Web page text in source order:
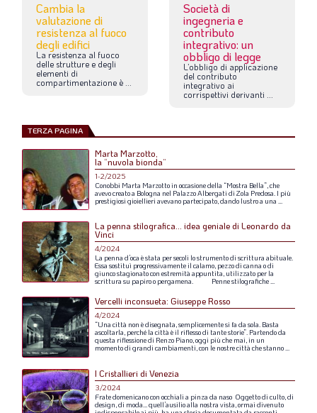
Cambia la
valutazione di
resistenza al fuoco
degli edifici
La resistenza al fuoco
delle strutture e degli
elementi di
compartimentazione è ...
Società di
ingegneria e
contributo
integrativo: un
obbligo di legge
L’obbligo di applicazione
del contributo
integrativo ai
corrispettivi derivanti ...
TERZA PAGINA
Marta Marzotto,
la “nuvola bionda”
1-2/2025
Conobbi Marta Marzottoin occasionedella “Mostra Bella”,che
avevocreatoa Bologna nel PalazzoAlbergati di Zola Predosa. I più
prestigiosi gioiellieri avevano partecipato,dando lustroa una ...
La penna stilografica... idea geniale di Leonardo da
Vinci
4/2024
La penna d’oca èstata persecoli lostrumentodi scrittura abituale.
Essa sostituì progressivamenteil calamo, pezzodi canna odi
giuncostagionatocon estremità appuntita, utilizzato per la
scrittura su papiroo pergamena. Pennestilografiche...
Vercelli inconsueta: Giuseppe Rosso
4/2024
“Una città non èdisegnata,semplicementesi fa da sola. Basta
ascoltarla, perché la città èil riflessodi tantestorie”. Partendoda
questa riflessionedi Renzo Piano,oggi più che mai,in un
momentodi grandi cambiamenti,con le nostrecittà chestanno...
I Cristallieri di Venezia
3/2024
Fratedomenicanocon occhiali a pinza da naso Oggettodi culto,di
design,di moda…quell’ausilioalla nostra vista,ormai divenuto